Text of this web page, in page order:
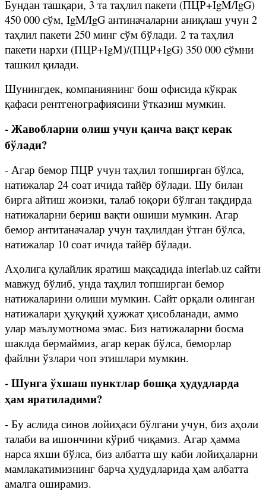
Бундан ташқари, 3 та таҳлил пакети (ПЦР+IgM/IgG)
450 000 сўм, IgM/IgG антиначаларни аниқлаш учун 2
таҳлил пакети 250 минг сўм бўлади. 2 та таҳлил
пакети нархи (ПЦР+IgM)/(ПЦР+IgG) 350 000 сўмни
ташкил қилади.
Шунингдек, компаниянинг бош офисида кўкрак
қафаси рентгенографиясини ўтказиш мумкин.
- Жавобларни олиш учун қанча вақт керак
бўлади?
- Агар бемор ПЦР учун таҳлил топширган бўлса,
натижалар 24 соат ичида тайёр бўлади. Шу билан
бирга айтиш жоизки, талаб юқори бўлган тақдирда
натижаларни бериш вақти ошиши мумкин. Агар
бемор антитаначалар учун таҳлилдан ўтган бўлса,
натижалар 10 соат ичида тайёр бўлади.
Аҳолига қулайлик яратиш мақсадида interlab.uz сайти
мавжуд бўлиб, унда таҳлил топширган бемор
натижаларини олиши мумкин. Сайт орқали олинган
натижалари ҳуқуқий ҳужжат ҳисобланади, аммо
улар маълумотнома эмас. Биз натижаларни босма
шаклда бермаймиз, агар керак бўлса, беморлар
файлни ўзлари чоп этишлари мумкин.
- Шунга ўхшаш пунктлар бошқа ҳудудларда
ҳам яратиладими?
- Бу аслида синов лойиҳаси бўлгани учун, биз аҳоли
талаби ва ишончини кўриб чиқамиз. Агар ҳамма
нарса яхши бўлса, биз албатта шу каби лойиҳаларни
мамлакатимизнинг барча ҳудудларида ҳам албатта
амалга оширамиз.